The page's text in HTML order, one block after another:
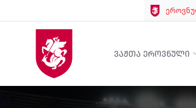
ᲕᲐᲟᲗᲐ ᲔᲠᲝᲕᲜᲣᲚᲘ